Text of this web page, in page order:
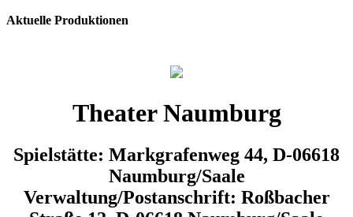
Aktuelle Produktionen
Theater Naumburg
Spielstätte: Markgrafenweg 44, D-06618
Naumburg/Saale
Verwaltung/Postanschrift: Roßbacher